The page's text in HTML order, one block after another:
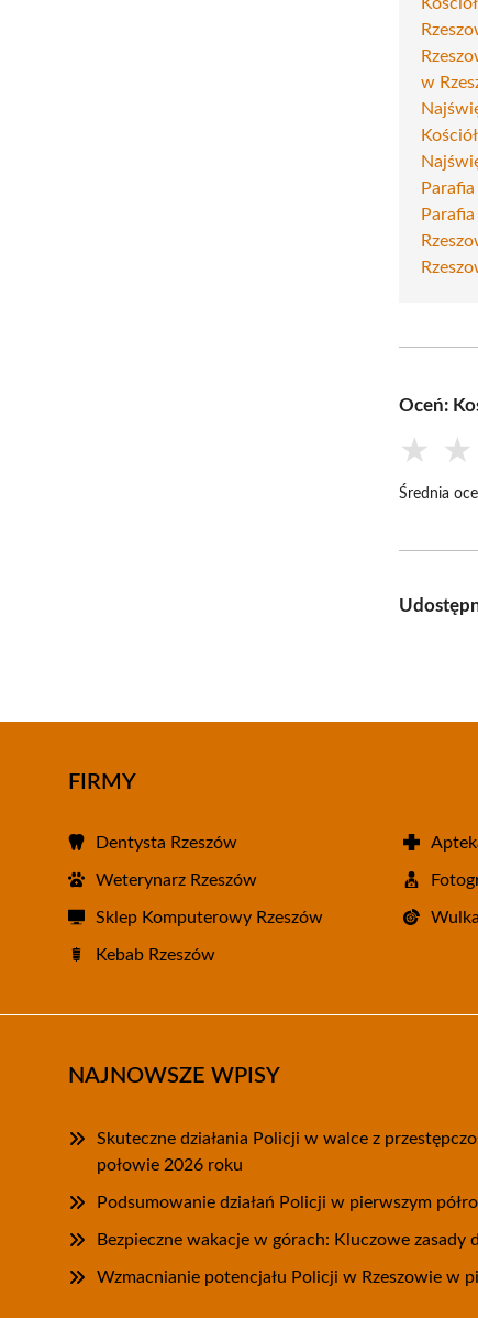
w
Oceń:
★ ★
Średnia
FIRMY
Dentysta Rzeszów
Weterynarz Rzeszów
Sklep Komputerowy Rzeszów
Kebab Rzeszów
NAJNOWSZE WPISY
Skuteczne działania Policji w walce z
połowie 2026 roku
Podsumowanie działań Policji w pierwszym
Bezpieczne wakacje w górach: Kluczowe zasady
Wzmacnianie potencjału Policji w Rzeszowie w